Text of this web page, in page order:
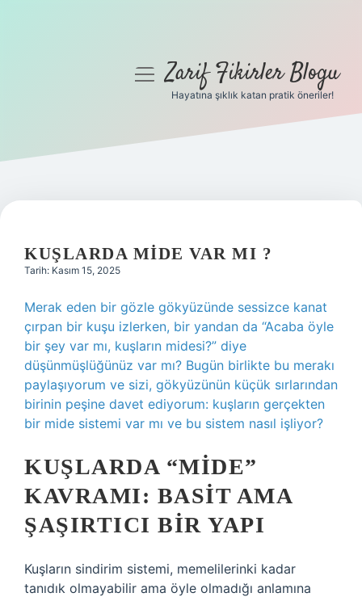
Gizlilik Politikası
Yasal Uyarı
menüyüZarif Fikirler Blogu
Hayatına şıklık katan pratik öneriler!
KUŞLARDA MIDE VAR MI ?
Tarih: Kasım 15, 2025
Merak eden bir gözle gökyüzünde sessizce kanat
çırpan bir kuşu izlerken, bir yandan da “Acaba öyle
bir şey var mı, kuşların midesi?” diye
düşünmüşlüğünüz var mı? Bugün birlikte bu merakı
paylaşıyorum ve sizi, gökyüzünün küçük sırlarından
birinin peşine davet ediyorum: kuşların gerçekten
bir mide sistemi var mı ve bu sistem nasıl işliyor?
KUŞLARDA “MIDE”
KAVRAMI: BASIT AMA
ŞAŞIRTICI BIR YAPI
Kuşların sindirim sistemi, memelilerinki kadar
tanıdık olmayabilir ama öyle olmadığı anlamına